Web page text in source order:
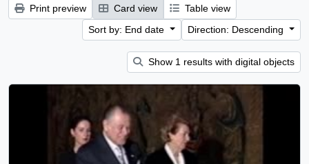
Print preview Card view
Table view
Sort by: End date
Direction: Descending
Show 1 results with digital objects